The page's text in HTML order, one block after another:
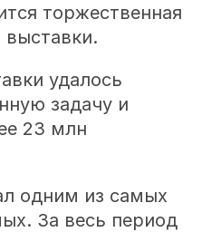
торжественная
удалось
задачу и
23 млн
одним из самых
За весь период